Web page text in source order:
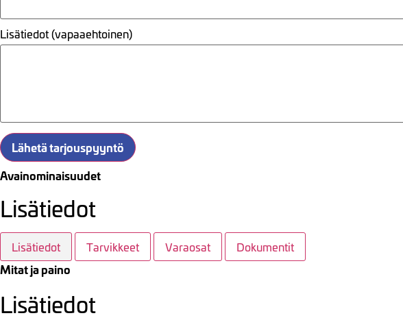
Lisätiedot (vapaaehtoinen)
Lähetä tarjouspyyntö
Avainominaisuudet
Lisätiedot
Lisätiedot Tarvikkeet Varaosat Dokumentit
Mitat ja paino
Lisätiedot